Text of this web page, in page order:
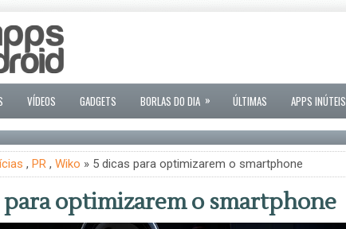
VÍDEOS GADGETS BORLAS DO DIA » ÚLTIMAS APPS INÚTEIS
, PR, Wiko » 5 dicas para optimizarem o smartphone
para optimizarem o smartphone